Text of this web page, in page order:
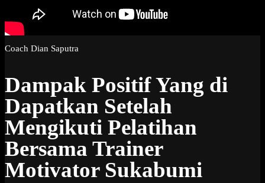
Coach Dian Saputra
Dampak Positif Yang di
Dapatkan Setelah
Mengikuti Pelatihan
Bersama Trainer
Motivator Sukabumi